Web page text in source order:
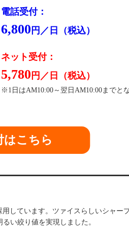
電話受付：
6,800 円／日（税込）
ネット受付：
5,780 円／日（税込）
※1日はAM10:00～翌日AM10:00までと
はこちら
しています。ツァイスらしいシャー
い絞り値を実現しました。